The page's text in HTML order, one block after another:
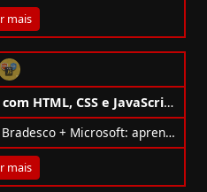
mais
Curso de Criação de Sites com HTML, CSS e JavaScript Gratuito
Curso gratuito da Fundação Bradesco + Microsoft: aprenda HTML, CSS e JavaScript e crie seu primeiro site do zero em apenas 2 horas.
mais